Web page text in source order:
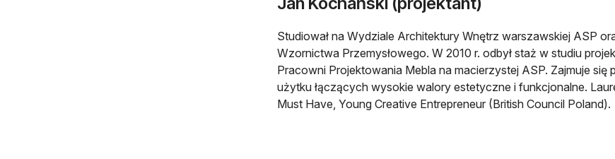
Studiował na Wydziale Architektury Wnętrz warszawskiej ASP
Wzornictwa Przemysłowego. W 2010 r. odbył staż w studiu
Pracowni Projektowania Mebla na macierzystej ASP. Zajmuje
użytku łączących wysokie walory estetyczne i funkcjonalne.
Must Have, Young Creative Entrepreneur (British Council Poland).